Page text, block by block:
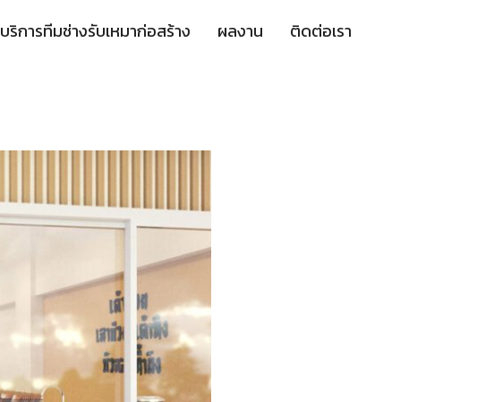
บริการทีมช่างรับเหมาก่อสร้าง ผลงาน ติดต่อเรา